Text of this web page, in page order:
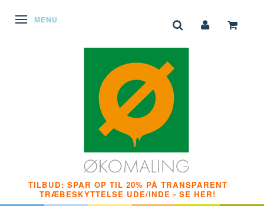
SKIFTE NAVIGATION
MENU
TILBUD: SPAR OP TIL 20% PÅ TRANSPARENT
TRÆBESKYTTELSE UDE/INDE - SE HER!